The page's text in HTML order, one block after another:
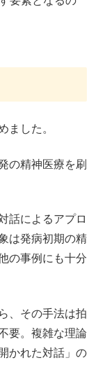
ました。
の精神医療を刷
話によるアプロ
は発病初期の精
の事例にも十分
、その手法は拍
要。複雑な理論
かれた対話」の